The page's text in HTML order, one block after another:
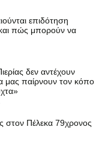
επιδότηση
πώς μπορούν να
δεν αντέχουν
μας παίρνουν τον κόπο
στον Πέλεκα 79χρονος